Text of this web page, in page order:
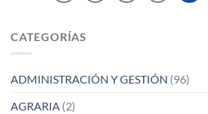
CATEGORÍAS
ADMINISTRACIÓN Y GESTIÓN (96)
AGRARIA (2)